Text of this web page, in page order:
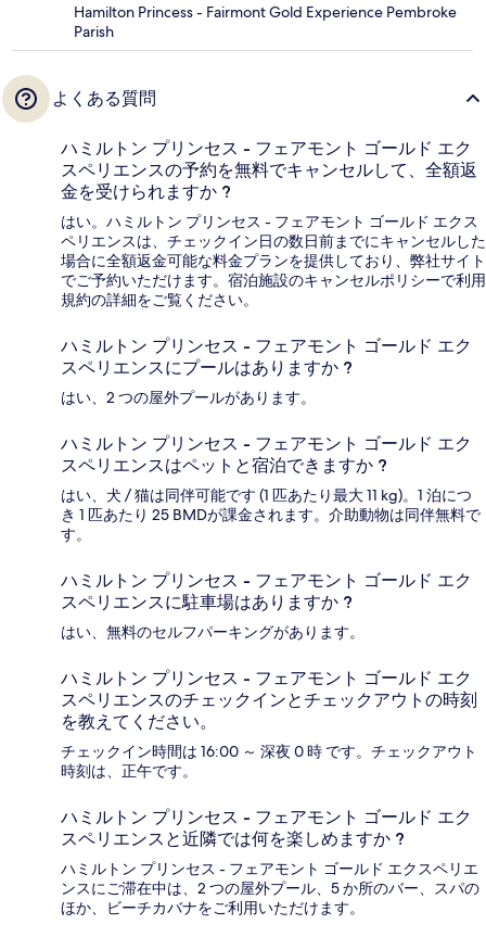
Hamilton Princess - Fairmont Gold Experience Pembroke
Parish
よくある質問
ハミルトン プリンセス - フェアモント ゴールド エク
スペリエンスの予約を無料でキャンセルして、全額返
金を受けられますか ?
はい。ハミルトン プリンセス - フェアモント ゴールド エクス
ペリエンスは、チェックイン日の数日前までにキャンセルした
場合に全額返金可能な料金プランを提供しており、弊社サイト
でご予約いただけます。宿泊施設のキャンセルポリシーで利用
規約の詳細をご覧ください。
ハミルトン プリンセス - フェアモント ゴールド エク
スペリエンスにプールはありますか ?
はい、2 つの屋外プールがあります。
ハミルトン プリンセス - フェアモント ゴールド エク
スペリエンスはペットと宿泊できますか ?
はい、犬 / 猫は同伴可能です (1 匹あたり最大 11 kg)。1 泊につ
き 1 匹あたり 25 BMDが課金されます。介助動物は同伴無料で
す。
ハミルトン プリンセス - フェアモント ゴールド エク
スペリエンスに駐車場はありますか ?
はい、無料のセルフパーキングがあります。
ハミルトン プリンセス - フェアモント ゴールド エク
スペリエンスのチェックインとチェックアウトの時刻
を教えてください。
チェックイン時間は 16:00 ～ 深夜 0 時 です。チェックアウト
時刻は、正午です。
ハミルトン プリンセス - フェアモント ゴールド エク
スペリエンスと近隣では何を楽しめますか ?
ハミルトン プリンセス - フェアモント ゴールド エクスペリエ
ンスにご滞在中は、2 つの屋外プール、5 か所のバー、スパの
ほか、ビーチカバナをご利用いただけます。